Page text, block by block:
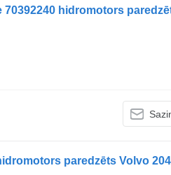
paredzēts Volvo